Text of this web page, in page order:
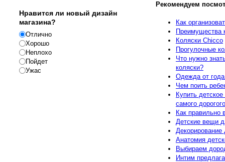
Нравится ли новый дизайн
магазина?
Отлично
Хорошо
Неплохо
Пойдет
Ужас
Рекомендуем
Как
Преимущества
Коляски Chicco
Прогулочные
Что нужно
коляски?
Одежда от
Чем поить
Купить
самого
Как правильно
Детские вещи
Декорирование
Анатомия
Выбираем
Интим